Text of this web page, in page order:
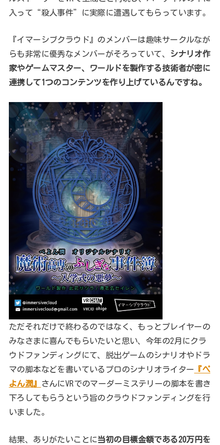
入って“殺人事件”に実際に遭遇してもらっています。
『イマーシブクラウド』のメンバーは趣味サークルなが
らも非常に優秀なメンバーがそろっていて、
シナリオ作
家やゲームマスター、ワールドを製作する技術者が密に
連携して1つのコンテンツを作り上げているんですね。
ただそれだけで終わるのではなく、もっとプレイヤーの
みなさまに喜んでもらいたいと思い、今年の2月にクラ
ウドファンディングにて、脱出ゲームのシナリオやドラ
マの脚本などを書いているプロのシナリオライター 『ぺ
よん潤』
さんにVRでのマーダーミステリーの脚本を書き
下ろしてもらうという旨のクラウドファンディングを行
いました。
結果、ありがたいことに当初の目標金額である20万円を